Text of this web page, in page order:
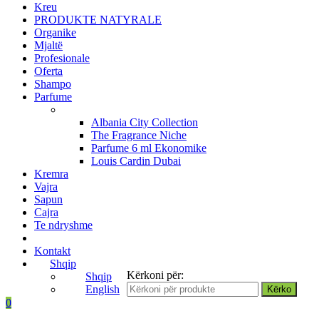
Kreu
PRODUKTE NATYRALE
Organike
Mjaltë
Profesionale
Oferta
Shampo
Parfume
Albania City Collection
The Fragrance Niche
Parfume 6 ml Ekonomike
Louis Cardin Dubai
Kremra
Vajra
Sapun
Cajra
Te ndryshme
Kontakt
Shqip
Shqip
English
Kërkoni për:
0